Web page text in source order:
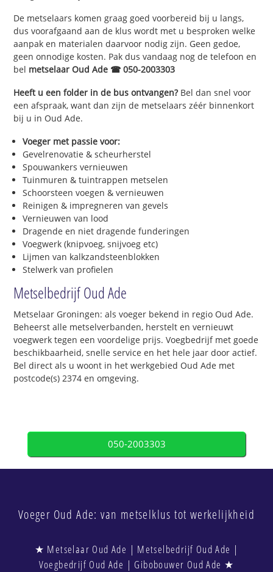
De metselaars komen graag goed voorbereid bij u langs,
dus voorafgaand aan de klus wordt met u besproken welke
aanpak en materialen daarvoor nodig zijn. Geen gedoe,
geen onnodige kosten. Pak dus vandaag nog de telefoon en
bel metselaar Oud Ade ☎ 050-2003303
Heeft u een folder in de bus ontvangen?Bel dan snel voor
een afspraak, want dan zijn de metselaars zéér binnenkort
bij u in Oud Ade.
Voeger met passie voor:
Gevelrenovatie & scheurherstel
Spouwankers vernieuwen
Tuinmuren & tuintrappen metselen
Schoorsteen voegen & vernieuwen
Reinigen & impregneren van gevels
Vernieuwen van lood
Dragende en niet dragende funderingen
Voegwerk (knipvoeg, snijvoeg etc)
Lijmen van kalkzandsteenblokken
Stelwerk van profielen
Metselbedrijf Oud Ade
Metselaar Groningen: als voeger bekend in regio Oud Ade.
Beheerst alle metselverbanden, herstelt en vernieuwt
voegwerk tegen een voordelige prijs. Voegbedrijf met goede
beschikbaarheid, snelle service en het hele jaar door actief.
Bel direct als u woont in het werkgebied Oud Ade met
postcode(s) 2374 en omgeving.
050-2003303
Voeger Oud Ade: van metselklus tot werkelijkheid
★ Metselaar Oud Ade | Metselbedrijf Oud Ade |
Voegbedrijf Oud Ade | Gibobouwer Oud Ade ★